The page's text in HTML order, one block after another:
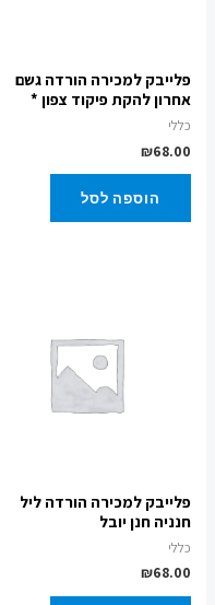
פלייבק למכירה הורדה גשם
אחרון להקת פיקוד צפון *
כללי
₪68.00
הוספה לסל
פלייבק למכירה הורדה ליל
חנניה חנן יובל
כללי
₪68.00